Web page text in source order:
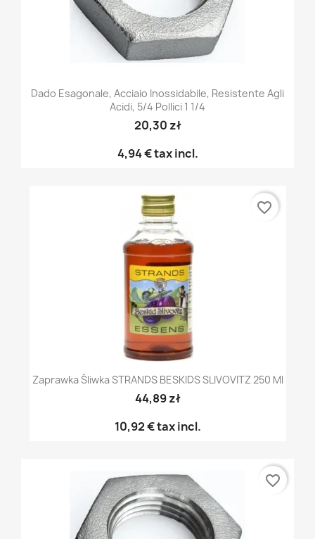
Dado Esagonale, Acciaio Inossidabile, Resistente Agli
Acidi, 5/4 Pollici 1 1/4
20,30 zł
4,94 €tax incl.
Zaprawka Śliwka STRANDS BESKIDS SLIVOVITZ 250 Ml
44,89 zł
10,92 €tax incl.
favorite_border
favorite_border